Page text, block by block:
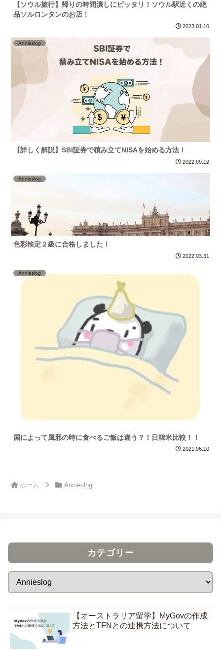
【ソウル旅行】帰りの時間潰しにピッタリ！ソウル駅近くの絶
品ソルロンタンのお店！
2023.01.10
Annieslog
【詳しく解説】SBI証券で積み立てNISAを始める方法！
2022.09.12
Annieslog
色彩検定２級に合格しました！
2022.03.31
Annieslog
国によって風邪の時に食べるご飯は違う？！日韓米比較！！
2021.06.10
ホーム Annieslog
カテゴリー
【オーストラリア留学】MyGovの作成
方法とTFNとの連携方法について